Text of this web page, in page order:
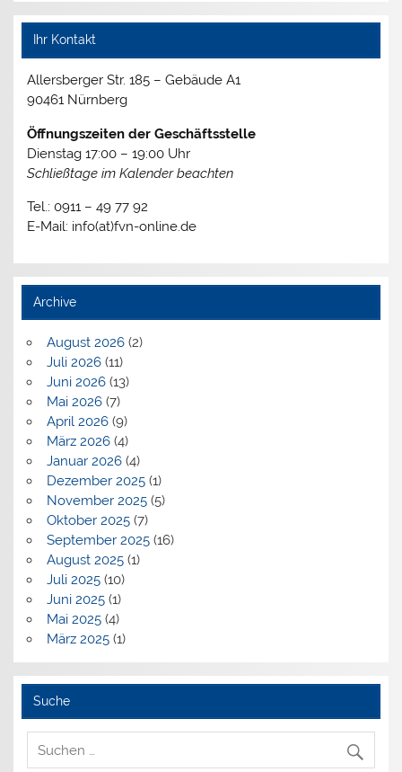
Ihr Kontakt
Allersberger Str. 185 – Gebäude A1
90461 Nürnberg
Öffnungszeiten der Geschäftsstelle
Dienstag 17:00 – 19:00 Uhr
Schließtage im Kalender beachten
Tel.: 0911 – 49 77 92
E-Mail: info(at)fvn-online.de
Archive
August 2026(2)
Juli 2026(11)
Juni 2026(13)
Mai 2026(7)
April 2026(9)
März 2026(4)
Januar 2026(4)
Dezember 2025(1)
November 2025(5)
Oktober 2025(7)
September 2025(16)
August 2025(1)
Juli 2025(10)
Juni 2025(1)
Mai 2025(4)
März 2025(1)
Suche